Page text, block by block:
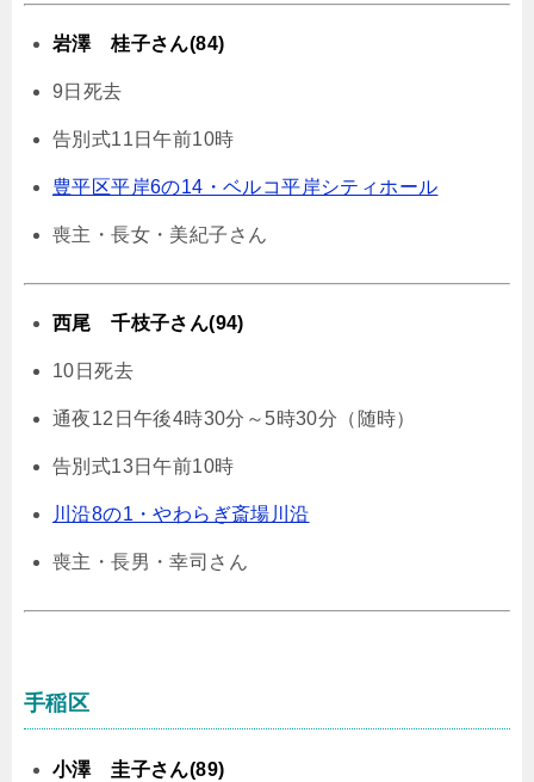
岩澤 桂子さん(84)
9日死去
告別式11日午前10時
豊平区平岸6の14・ベルコ平岸シティホール
喪主・長女・美紀子さん
西尾 千枝子さん(94)
10日死去
通夜12日午後4時30分～5時30分（随時）
告別式13日午前10時
川沿8の1・やわらぎ斎場川沿
喪主・長男・幸司さん
手稲区
小澤 圭子さん(89)